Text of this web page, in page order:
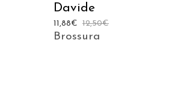
Davide
12,50€
11,88€
Brossura